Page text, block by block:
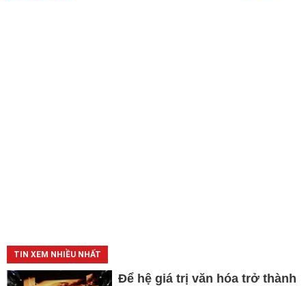
TIN XEM NHIỀU NHẤT
Để hệ giá trị văn hóa trở thành